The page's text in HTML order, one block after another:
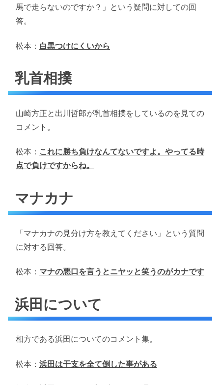
馬で走らないのですか？」という疑問に対しての回
答。
松本： 白黒つけにくいから
乳首相撲
山崎方正と出川哲郎が乳首相撲をしているのを見ての
コメント。
松本： これに勝ち負けなんてないですよ。やってる時
点で負けですからね。
マナカナ
「マナカナの見分け方を教えてください」という質問
に対する回答。
松本： マナの悪口を言うとニヤッと笑うのがカナです
浜田について
相方である浜田についてのコメント集。
松本： 浜田は干支を全て倒した事がある